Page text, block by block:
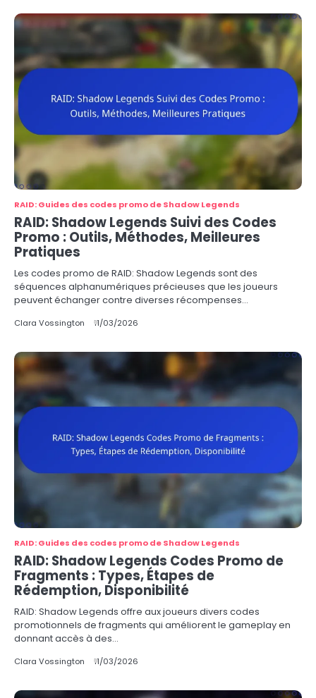
RAID: Guides des codes promo de Shadow Legends
RAID: Shadow Legends Suivi des Codes
Promo : Outils, Méthodes, Meilleures
Pratiques
Les codes promo de RAID: Shadow Legends sont des
séquences alphanumériques précieuses que les joueurs
peuvent échanger contre diverses récompenses…
Clara Vossington 11/03/2026
RAID: Guides des codes promo de Shadow Legends
RAID: Shadow Legends Codes Promo de
Fragments : Types, Étapes de
Rédemption, Disponibilité
RAID: Shadow Legends offre aux joueurs divers codes
promotionnels de fragments qui améliorent le gameplay en
donnant accès à des…
Clara Vossington 11/03/2026